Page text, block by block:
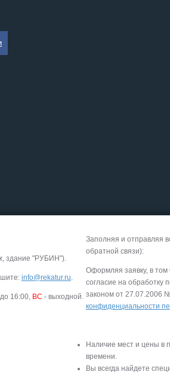
здание "РУБИН").
info@rekatur.ru.
16:00, ВС - выходной.
Заполняя и отправляя
обратной связи):
Оформляя заявку, в том
согласие на обработку
законом от 27.07.2006
конфиденциальности
Наличие мест и цены в
времени.
Вы всегда найдете